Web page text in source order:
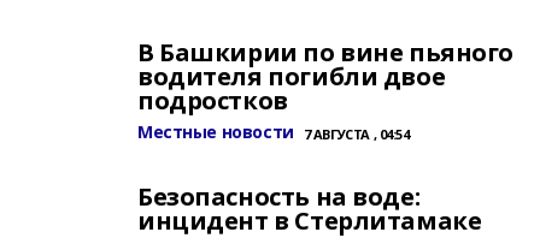
В Башкирии по вине пьяного
водителя погибли двое
подростков
Местные новости 7 АВГУСТА , 04:54
Безопасность на воде:
инцидент в Стерлитамаке